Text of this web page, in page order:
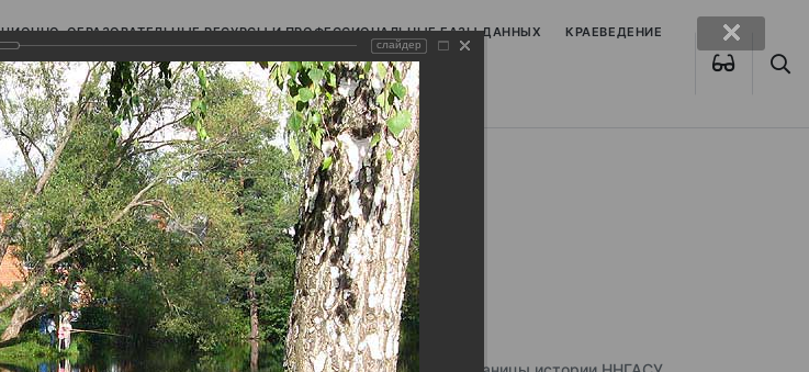
ОБРАЗОВАТЕЛЬНЫЕ РЕСУРСЫ И ПРОФЕССИОНАЛЬНЫЕ БАЗЫ ДАННЫХ КРАЕВЕДЕНИЕ
слайдер